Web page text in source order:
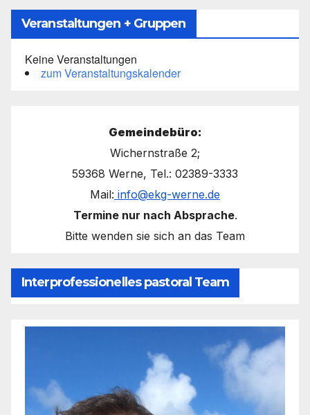
Veranstaltungen + Gruppen
Keine Veranstaltungen
zum Veranstaltungskalender
Gemeindebüro:
Wichernstraße 2;
59368 Werne, Tel.: 02389-3333
Mail: info@ekg-werne.de
Termine nur nach Absprache.
Bitte wenden sie sich an das Team
Interprofessionelles pastoral Team